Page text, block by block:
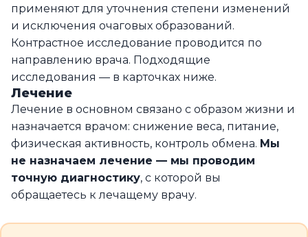
применяют для уточнения степени изменений
и исключения очаговых образований.
Контрастное исследование проводится по
направлению врача. Подходящие
исследования — в карточках ниже.
Лечение
Лечение в основном связано с образом жизни и
назначается врачом: снижение веса, питание,
физическая активность, контроль обмена. Мы
не назначаем лечение — мы проводим
точную диагностику, с которой вы
обращаетесь к лечащему врачу.